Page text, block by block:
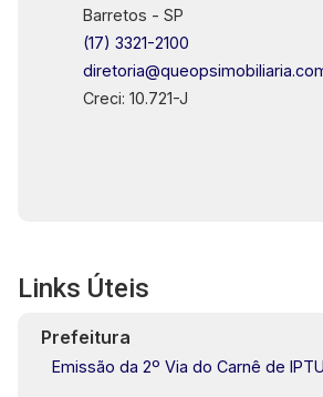
Barretos - SP
(17) 3321-2100
Creci: 10.721-J
Links Úteis
Prefeitura
Emissão da 2º Via do Carnê de IPTU